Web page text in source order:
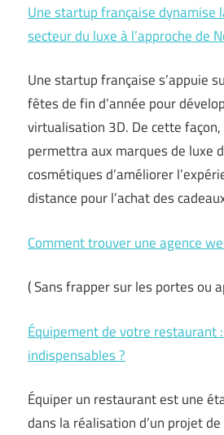
Une startup française dynamise
secteur du luxe à l’approche de
Une startup française s’appuie
fêtes de fin d’année pour
virtualisation 3D. De cette
permettra aux marques de luxe
cosmétiques d’améliorer
distance pour l’achat des
Comment trouver une agence
( Sans frapper sur les portes ou
Équipement de votre restaurant
indispensables ?
Équiper un restaurant est une
dans la réalisation d’un projet